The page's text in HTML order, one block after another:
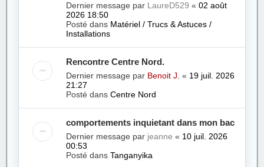
Dernier message par LaureD529 «02 août
2026 18:50
Posté dans Matériel / Trucs & Astuces /
Installations
Rencontre Centre Nord.
Dernier message par Benoit J. « 19 juil. 2026
21:27
Posté dansCentre Nord
comportements inquietant dans mon bac
Dernier message par jeanne « 10 juil. 2026
00:53
Posté dansTanganyika